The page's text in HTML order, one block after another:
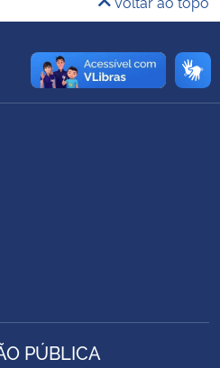
Direitos Humanos
PÚBLICA